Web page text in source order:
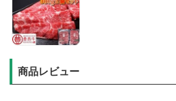
商品レビュー